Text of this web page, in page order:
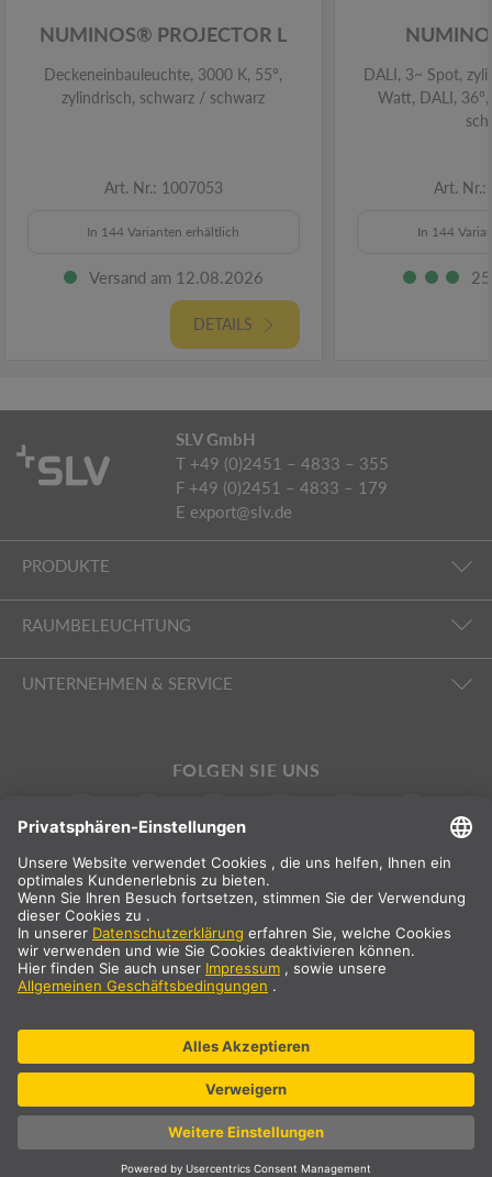
NUMINOS® PROJECTOR L
Deckeneinbauleuchte, 3000 K, 55°,
zylindrisch, schwarz / schwarz
Art. Nr.: 1007053
In 144 Varianten erhältlich
Versand am 12.08.2026
DETAILS
DALI, 3~ Spot,
Watt, DALI,
Art.
In 144
SLV GmbH
T +49 (0)2451 – 4833 – 355
F +49 (0)2451 – 4833 – 179
E export@slv.de
PRODUKTE
RAUMBELEUCHTUNG
UNTERNEHMEN & SERVICE
FOLGEN SIE UNS
INTERNATIONAL
DE | EN | ES | FR SLV International
Landauswahl
* Alle Preisangaben netto, zzgl. Versandkosten
** Die angegebenen Werte sind durchschnittliche Lieferzeiten und
beziehen sich auf Standardlieferungen auf dem europäischen
Festland und sofern der Bestelleingang bis 13 Uhr erfolgt ist.
Sperrgutartikel, wie Profile und Schienensysteme etc., können
längere Lieferzeiten haben.
© SLV Germany 2026. All rights reserved